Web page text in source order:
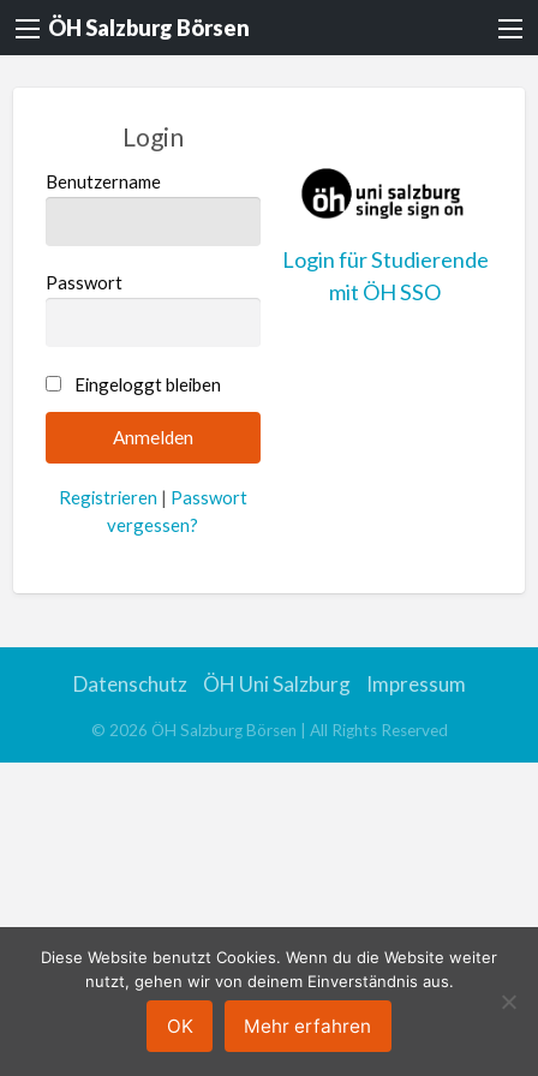
ÖH Salzburg Börsen
Login
Benutzername
Passwort
A
l
Eingeloggt bleiben
Registrieren | Passwort
vergessen?
Login für Studierende
mit ÖH SSO
Datenschutz ÖH Uni Salzburg Impressum
© 2026 ÖH Salzburg Börsen | All Rights Reserved
Diese Website benutzt Cookies. Wenn du die Website weiter
nutzt, gehen wir von deinem Einverständnis aus.
OK Mehr erfahren